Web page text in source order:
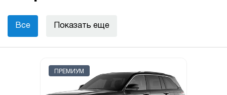
Все Показать еще
ПРЕМИУМ